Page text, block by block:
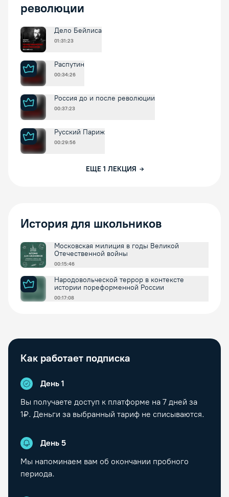
революции
Дело Бейлиса
01:31:23
Распутин
00:34:26
Россия до и после революции
00:37:23
Русский Париж
00:29:56
ЕЩЕ 1 ЛЕКЦИЯ
История для школьников
Московская милиция в годы Великой
Отечественной войны
00:15:46
Народовольческой террор в контексте
истории пореформенной России
00:17:08
Как работает подписка
День 1
Вы получаете доступ к платформе на 7 дней за
1₽. Деньги за выбранный тариф не списываются.
День 5
Мы напоминаем вам об окончании пробного
периода.